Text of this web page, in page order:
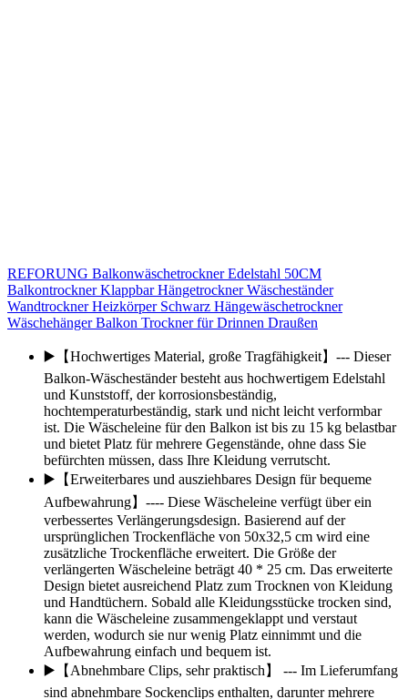
REFORUNG Balkonwäschetrockner Edelstahl 50CM
Balkontrockner Klappbar Hängetrockner Wäscheständer
Wandtrockner Heizkörper Schwarz Hängewäschetrockner
Wäschehänger Balkon Trockner für Drinnen Draußen
▶️【Hochwertiges Material, große Tragfähigkeit】--- Dieser
Balkon-Wäscheständer besteht aus hochwertigem Edelstahl
und Kunststoff, der korrosionsbeständig,
hochtemperaturbeständig, stark und nicht leicht verformbar
ist. Die Wäscheleine für den Balkon ist bis zu 15 kg belastbar
und bietet Platz für mehrere Gegenstände, ohne dass Sie
befürchten müssen, dass Ihre Kleidung verrutscht.
▶️【Erweiterbares und ausziehbares Design für bequeme
Aufbewahrung】---- Diese Wäscheleine verfügt über ein
verbessertes Verlängerungsdesign. Basierend auf der
ursprünglichen Trockenfläche von 50x32,5 cm wird eine
zusätzliche Trockenfläche erweitert. Die Größe der
verlängerten Wäscheleine beträgt 40 * 25 cm. Das erweiterte
Design bietet ausreichend Platz zum Trocknen von Kleidung
und Handtüchern. Sobald alle Kleidungsstücke trocken sind,
kann die Wäscheleine zusammengeklappt und verstaut
werden, wodurch sie nur wenig Platz einnimmt und die
Aufbewahrung einfach und bequem ist.
▶️【Abnehmbare Clips, sehr praktisch】 --- Im Lieferumfang
sind abnehmbare Sockenclips enthalten, darunter mehrere